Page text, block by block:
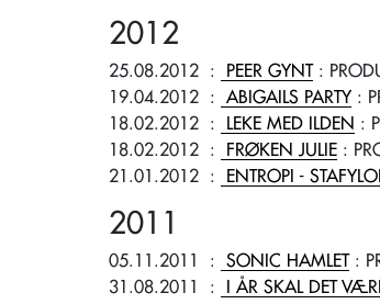
2012
25.08.2012 : PEER GYNT:
19.04.2012 : ABIGAILS PARTY :
18.02.2012 : LEKE MED ILDEN :
18.02.2012 : FRØKEN JULIE :
21.01.2012 : ENTROPI -
2011
05.11.2011 : SONIC HAMLET:
31.08.2011
: I ÅR SKAL DET